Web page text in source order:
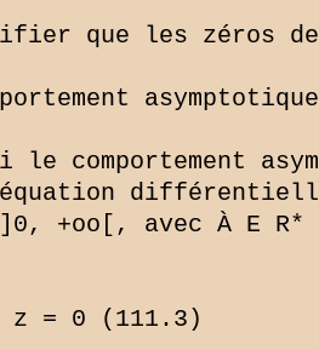
que les zéros
le comportement
+oo[, avec À E
= 0 (111.3)